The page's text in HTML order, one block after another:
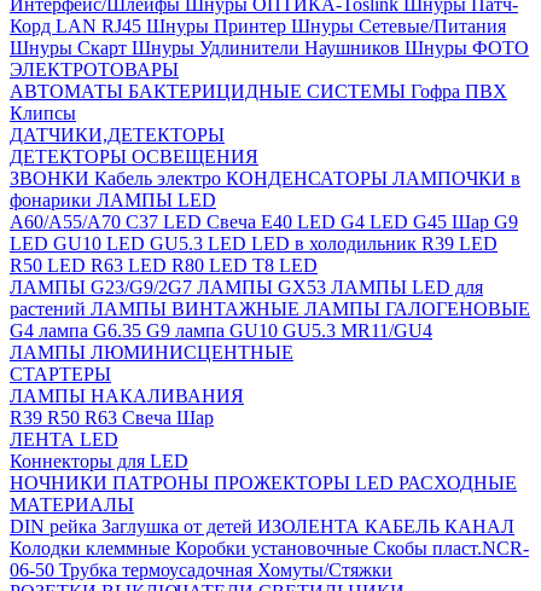
Интерфейс/Шлейфы Шнуры ОПТИКА-Toslink Шнуры Патч-
Корд LAN RJ45 Шнуры Принтер Шнуры Сетевые/Питания
Шнуры Скарт Шнуры Удлинители Наушников Шнуры ФОТО
ЭЛЕКТРОТОВАРЫ
АВТОМАТЫ БАКТЕРИЦИДНЫЕ СИСТЕМЫ Гофра ПВХ
Клипсы
ДАТЧИКИ,ДЕТЕКТОРЫ
ДЕТЕКТОРЫ ОСВЕЩЕНИЯ
ЗВОНКИ Кабель электро КОНДЕНСАТОРЫ ЛАМПОЧКИ в
фонарики ЛАМПЫ LED
A60/A55/A70 C37 LED Свеча E40 LED G4 LED G45 Шар G9
LED GU10 LED GU5.3 LED LED в холодильник R39 LED
R50 LED R63 LED R80 LED T8 LED
ЛАМПЫ G23/G9/2G7 ЛАМПЫ GX53 ЛАМПЫ LED для
растений ЛАМПЫ ВИНТАЖНЫЕ ЛАМПЫ ГАЛОГЕНОВЫЕ
G4 лампа G6.35 G9 лампа GU10 GU5.3 MR11/GU4
ЛАМПЫ ЛЮМИНИСЦЕНТНЫЕ
СТАРТЕРЫ
ЛАМПЫ НАКАЛИВАНИЯ
R39 R50 R63 Свеча Шар
ЛЕНТА LED
Коннекторы для LED
НОЧНИКИ ПАТРОНЫ ПРОЖЕКТОРЫ LED РАСХОДНЫЕ
МАТЕРИАЛЫ
DIN рейка Заглушка от детей ИЗОЛЕНТА КАБЕЛЬ КАНАЛ
Колодки клеммные Коробки установочные Скобы пласт.NCR-
06-50 Трубка термоусадочная Хомуты/Стяжки